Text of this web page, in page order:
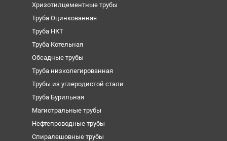
Хризотилцементные трубы
Труба Оцинкованная
Труба НКТ
Труба Котельная
Обсадные трубы
Труба низколегированная
Трубы из углеродистой стали
Труба Бурильная
Магистральные трубы
Нефтепроводные трубы
Спиралешовные трубы